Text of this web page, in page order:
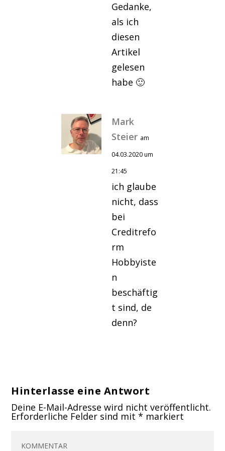
Gedanke,
als ich
diesen
Artikel
gelesen
habe 🙂
Mark
Steier am
04.03.2020 um
21:45
ich glaube
nicht, dass
bei
Creditrefo
rm
Hobbyiste
n
beschäftig
t sind, de
denn?
Hinterlasse eine Antwort
Deine E-Mail-Adresse wird nicht veröffentlicht.
Erforderliche Felder sind mit* markiert